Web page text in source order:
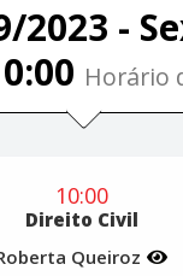
2023 -
Horário
10:00
Direito Civil
Queiroz